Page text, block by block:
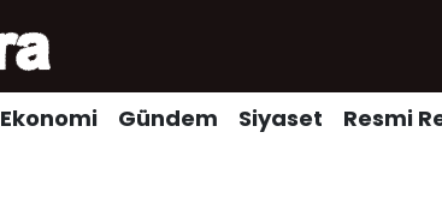
Ekonomi Gündem Siyaset Resmi